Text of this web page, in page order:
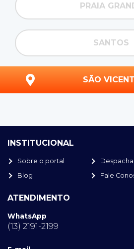
PRAIA
SANTOS
SÃO
INSTITUCIONAL
Sobre o portal
Blog
Fale
ATENDIMENTO
WhatsApp
(13) 2191-2199